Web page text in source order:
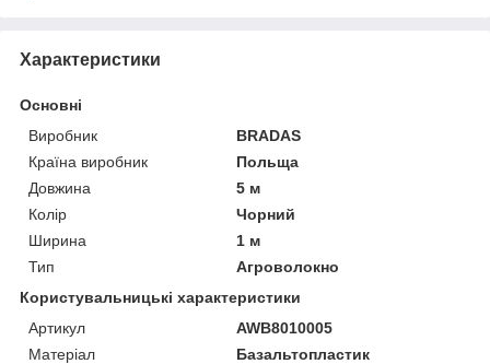
Характеристики
Основні
Виробник
BRADAS
Країна виробник
Польща
Довжина
5 м
Колір
Чорний
Ширина
1 м
Тип
Агроволокно
Користувальницькі характеристики
Артикул
AWB8010005
Матеріал
Базальтопластик